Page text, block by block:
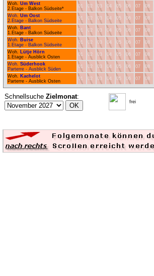
Woh. Um West
2.Etage - Balkon Südseite*
01 02 03 04 05 06 07 08
Woh. Um Oost
2.Etage - Balkon Südseite
01 02 03 04 05 06 07 08
Woh. Bant
1.Etage - Balkon Südseite
01 02 03 04 05 06 07 08
Woh. Buise
1.Etage - Balkon Südseite
01 02 03 04 05 06 07 08
Woh. Lütje Hörn
1.Etage - Ausblick Osten
01 02 03 04 05 06 07 08
Woh. Süderhook
Parterre - Ausblick Süden
01 02 03 04 05 06 07 08
Woh. Kachelot
Parterre - Ausblick Osten
01 02 03 04 05 06 07 08
Schnellsuche Zielmonat:
frei